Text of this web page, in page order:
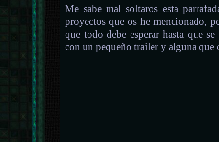
Me sabe mal soltaros esta
proyectos que os he mencionado,
que todo debe esperar hasta que
con un pequeño trailer y alguna que